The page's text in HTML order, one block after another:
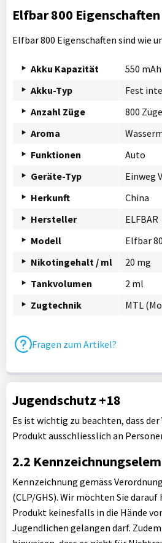
Elfbar 800 Eigenschaften
Elfbar 800 Eigenschaften sind wie
Akku Kapazität
550 mAh
Akku-Typ
Fest
Anzahl Züge
800 Züge
Aroma
Funktionen
Auto
Geräte-Typ
Einweg
Herkunft
China
Hersteller
ELFBAR
Modell
Elfbar
Nikotingehalt / ml
20 mg
Tankvolumen
2 ml
Zugtechnik
MTL
Fragen zum Artikel?
Jugendschutz +18
Es ist wichtig zu beachten, dass
Produkt ausschliesslich an
2.2
Kennzeichnung gemäss
(CLP/GHS). Wir möchten Sie darauf
Produkt keinesfalls in die Hände
Jugendlichen gelangen darf.